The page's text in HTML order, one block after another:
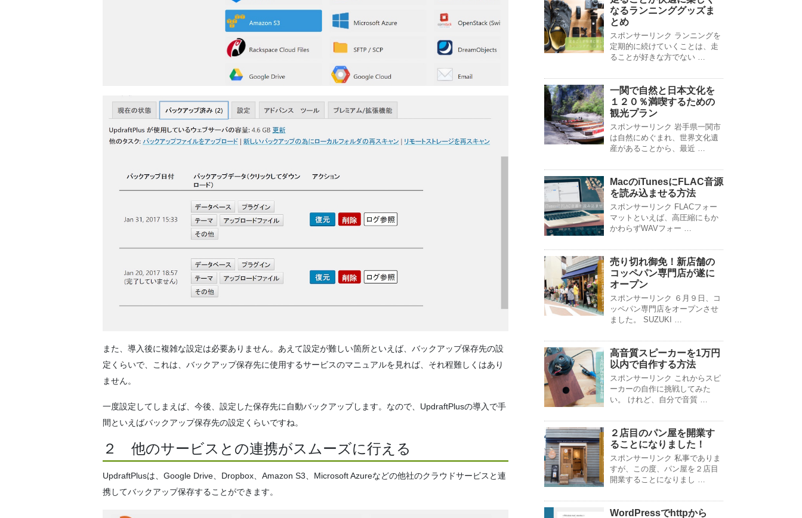
また、導入後に複雑な設定は必要ありません。あえて設定が難しい箇所といえば、バックアップ保存先の設
定くらいで、これは、バックアップ保存先に使用するサービスのマニュアルを見れば、それ程難しくはあり
ません。
一度設定してしまえば、今後、設定した保存先に自動バックアップします。なので、UpdraftPlusの導入で手
間といえばバックアップ保存先の設定くらいですね。
２ 他のサービスとの連携がスムーズに行える
UpdraftPlusは、Google Drive、Dropbox、Amazon S3、Microsoft Azureなどの他社のクラウドサービスと連
携してバックアップ保存することができます。
なるランニンググッズま
とめ
スポンサーリンク ランニングを
定期的に続けていくことは、走
ることが好きな方でない …
一関で自然と日本文化を
１２０％満喫するための
観光プラン
スポンサーリンク 岩手県一関市
は自然にめぐまれ、世界文化遺
産があることから、最近 …
MacのiTunesにFLAC音源
を読み込ませる方法
スポンサーリンク FLACフォー
マットといえば、高圧縮にもか
かわらずWAVフォー …
売り切れ御免！新店舗の
コッペパン専門店が遂に
オープン
スポンサーリンク ６月９日、コ
ッペパン専門店をオープンさせ
ました。 SUZUKI …
高音質スピーカーを1万円
以内で自作する方法
スポンサーリンク これからスピ
ーカーの自作に挑戦してみた
い。 けれど、自分で音質 …
２店目のパン屋を開業す
ることになりました！
スポンサーリンク 私事でありま
すが、この度、パン屋を２店目
開業することになりまし …
WordPressでhttpから